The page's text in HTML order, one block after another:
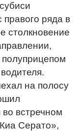
ряда в
столкновение
на полосу
встречном
Серато»,